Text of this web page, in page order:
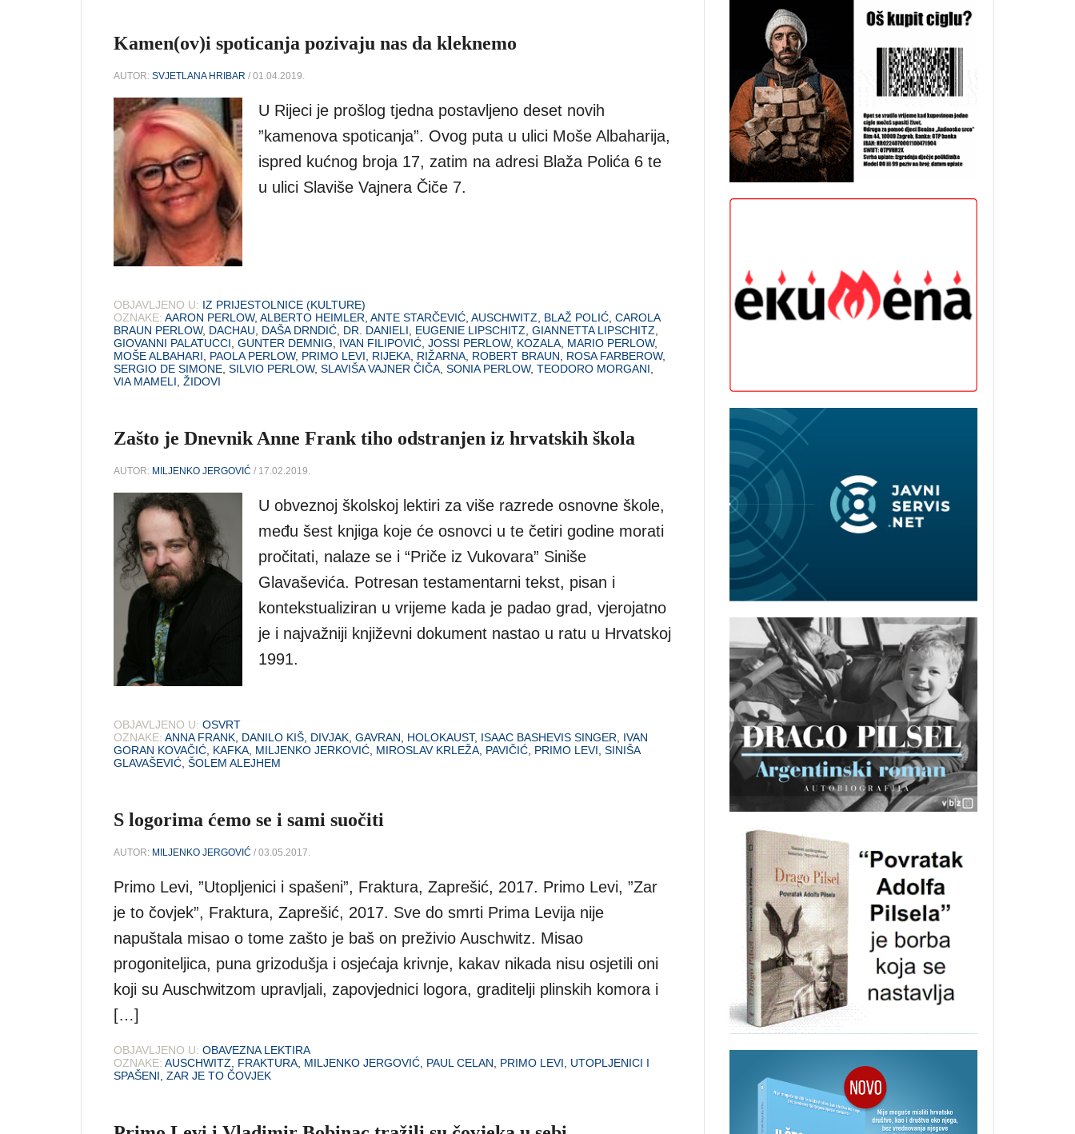
Kamen(ov)i spoticanja pozivaju nas da kleknemo
AUTOR: SVJETLANA HRIBAR / 01.04.2019.
U Rijeci je prošlog tjedna postavljeno deset novih
”kamenova spoticanja”. Ovog puta u ulici Moše Albaharija,
ispred kućnog broja 17, zatim na adresi Blaža Polića 6 te
u ulici Slaviše Vajnera Čiče 7.
OBJAVLJENO U: IZ PRIJESTOLNICE (KULTURE)
OZNAKE: AARON PERLOW, ALBERTO HEIMLER, ANTE STARČEVIĆ, AUSCHWITZ, BLAŽ POLIĆ, CAROLA
BRAUN PERLOW, DACHAU, DAŠA DRNDIĆ, DR. DANIELI, EUGENIE LIPSCHITZ, GIANNETTA LIPSCHITZ,
GIOVANNI PALATUCCI, GUNTER DEMNIG, IVAN FILIPOVIĆ, JOSSI PERLOW, KOZALA, MARIO PERLOW,
MOŠE ALBAHARI, PAOLA PERLOW, PRIMO LEVI, RIJEKA, RIŽARNA, ROBERT BRAUN, ROSA FARBEROW,
SERGIO DE SIMONE, SILVIO PERLOW, SLAVIŠA VAJNER ČIČA, SONIA PERLOW, TEODORO MORGANI,
VIA MAMELI, ŽIDOVI
Zašto je Dnevnik Anne Frank tiho odstranjen iz hrvatskih škola
AUTOR: MILJENKO JERGOVIĆ / 17.02.2019.
U obveznoj školskoj lektiri za više razrede osnovne škole,
među šest knjiga koje će osnovci u te četiri godine morati
pročitati, nalaze se i “Priče iz Vukovara” Siniše
Glavaševića. Potresan testamentarni tekst, pisan i
kontekstualiziran u vrijeme kada je padao grad, vjerojatno
je i najvažniji književni dokument nastao u ratu u Hrvatskoj
1991.
OBJAVLJENO U: OSVRT
OZNAKE: ANNA FRANK DANILO KIŠ DIVJAK GAVRAN HOLOKAUST, ISAAC BASHEVIS SINGER
IVAN
GORAN KOVAČIĆ KAFKA MILJENKO JERKOVIĆ MIROSLAV KRLEŽA PAVIČIĆ PRIMO LEVI SINIŠA
GLAVAŠEVIĆ ŠOLEM ALEJHEM
S logorima ćemo se i sami suočiti
AUTOR: MILJENKO JERGOVIĆ / 03.05.2017.
Primo Levi, ”Utopljenici i spašeni”, Fraktura, Zaprešić, 2017. Primo Levi, ”Zar
je to čovjek”, Fraktura, Zaprešić, 2017. Sve do smrti Prima Levija nije
napuštala misao o tome zašto je baš on preživio Auschwitz. Misao
progoniteljica, puna grizodušja i osjećaja krivnje, kakav nikada nisu osjetili oni
koji su Auschwitzom upravljali, zapovjednici logora, graditelji plinskih komora i
[…]
OBJAVLJENO U: OBAVEZNA LEKTIRA
OZNAKE: AUSCHWITZ FRAKTURA MILJENKO JERGOVIĆ PAUL CELAN PRIMO LEVI
UTOPLJENICI I
SPAŠENI ZAR JE TO ČOVJEK